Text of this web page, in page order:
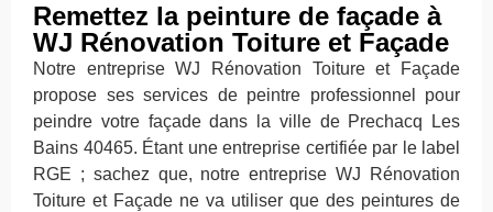
Remettez la peinture de façade à
WJ Rénovation Toiture et Façade
Notre entreprise WJ Rénovation Toiture et Façade
propose ses services de peintre professionnel pour
peindre votre façade dans la ville de Prechacq Les
Bains 40465. Étant une entreprise certifiée par le label
RGE ; sachez que, notre entreprise WJ Rénovation
Toiture et Façade ne va utiliser que des peintures de